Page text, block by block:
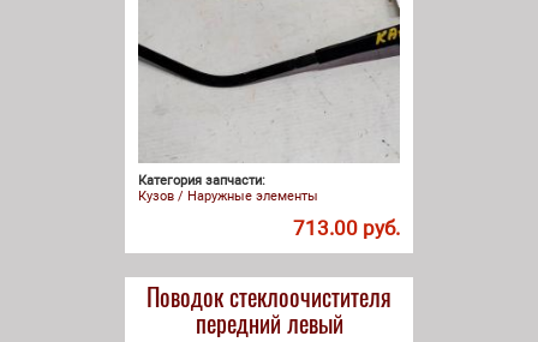
Категория запчасти:
Кузов / Наружные элементы
713.00 руб.
Поводок стеклоочистителя
передний левый